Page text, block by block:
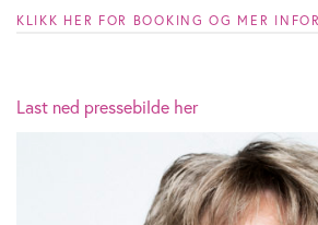
KLIKK HER FOR BOOKING OG MER
Last ned pressebilde her